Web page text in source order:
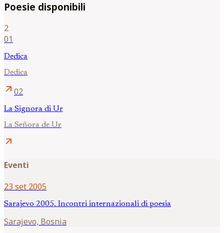
Poesie disponibili
2
01
Dedica
Dedica
arrow_outward 02
La Signora di Ur
La Señora de Ur
arrow_outward
Eventi
23 set 2005
Sarajevo 2005. Incontri internazionali di poesia
Sarajevo, Bosnia